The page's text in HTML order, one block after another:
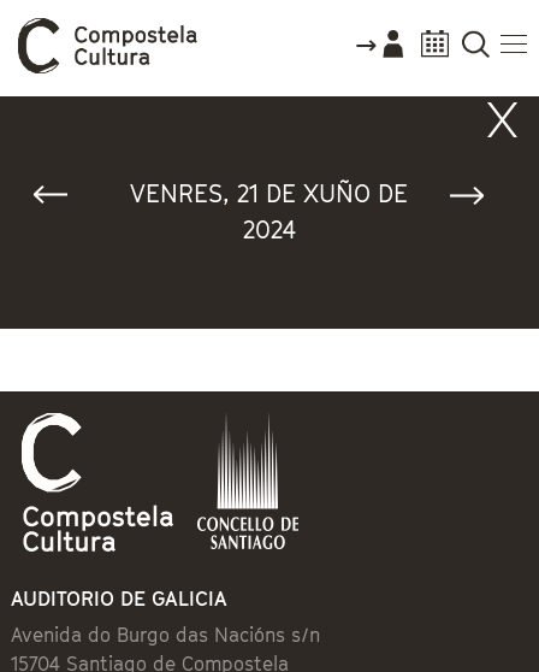
VENRES, 21 DE XUÑO DE
2024
AUDITORIO DE GALICIA
Avenida do Burgo das Nacións s/n
15704 Santiago de Compostela